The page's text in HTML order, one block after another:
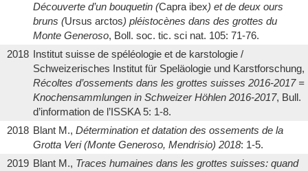
Découverte d’un bouquetin (Capra ibex) et de deux ours
bruns (Ursus arctos) pléistocènes dans des grottes du
Monte Generoso, Boll. soc. tic. sci nat. 105: 71-76.
2018 Institut suisse de spéléologie et de karstologie /
Schweizerisches Institut für Speläologie und Karstforschung,
Récoltes d’ossements dans les grottes suisses 2016-2017 =
Knochensammlungen in Schweizer Höhlen 2016-2017, Bull.
d’information de l’ISSKA 5: 1-8.
2018 Blant M., Détermination et datation des ossements de la
Grotta Veri (Monte Generoso, Mendrisio) 2018: 1-5.
2019 Blant M., Traces humaines dans les grottes suisses: quand